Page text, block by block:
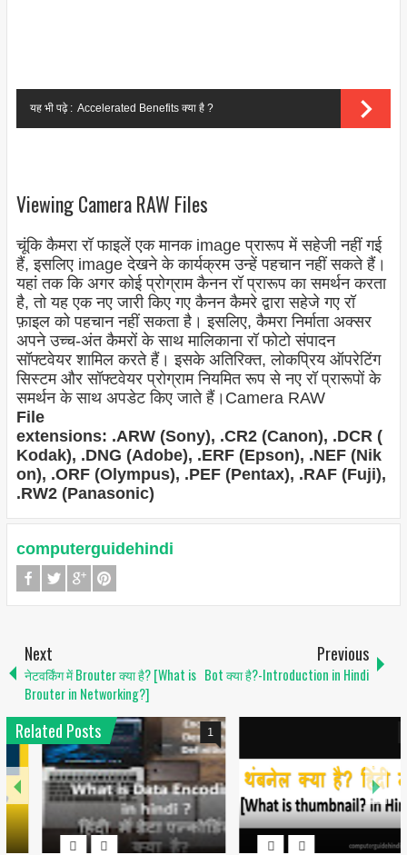
यह भी पढ़े : Accelerated Benefits क्या है ?
Viewing Camera RAW Files
चूंकि कैमरा रॉ फाइलें एक मानक imageप्रारूप में सहेजी नहीं गई
हैं, इसलिए imageदेखने के कार्यक्रम उन्हें पहचान नहीं सकते हैं।
यहां तक ​​कि अगर कोई प्रोग्राम कैनन रॉ प्रारूप का समर्थन करता
है, तो यह एक नए जारी किए गए कैनन कैमरे द्वारा सहेजे गए रॉ
फ़ाइल को पहचान नहीं सकता है। इसलिए, कैमरा निर्माता अक्सर
अपने उच्च-अंत कैमरों के साथ मालिकाना रॉ फोटो संपादन
सॉफ्टवेयर शामिल करते हैं। इसके अतिरिक्त, लोकप्रिय ऑपरेटिंग
सिस्टम और सॉफ्टवेयर प्रोग्राम नियमित रूप से नए रॉ प्रारूपों के
समर्थन के साथ अपडेट किए जाते हैं। Camera RAW
File
extensions: .ARW (Sony), .CR2 (Canon), .DCR (
Kodak), .DNG (Adobe), .ERF (Epson), .NEF (Nik
on), .ORF (Olympus), .PEF (Pentax), .RAF (Fuji),
.RW2 (Panasonic)
computerguidehindi
Next
नेटवर्किंग में Brouter क्या है? [What is
Brouter in Networking?]
Previous
Bot क्या है?-Introduction in Hindi
Related Posts